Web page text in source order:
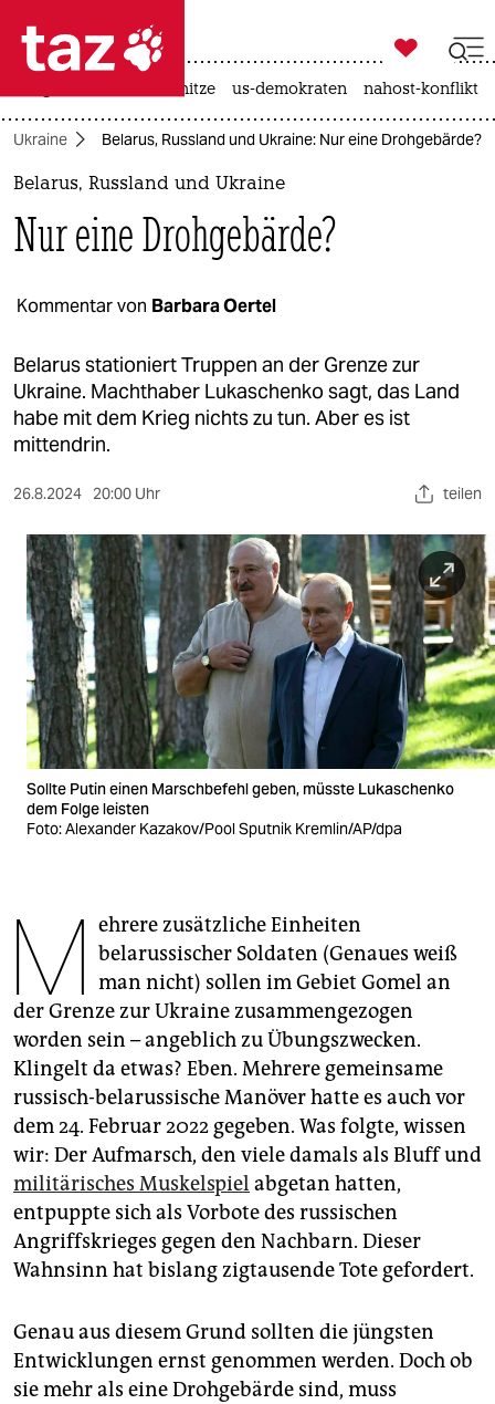
 taz zahl ich
taz zahl ich
themen
politik
öko
gesellschaft
kultur
sport
berlin
nord
wahrheit
verlag
verlag
veranstaltungen
shop
fragen & hilfe
genossenschaft
epaper login

taz zahl ich
hitze us-demokraten nahost-konflikt
Ukraine Belarus, Russland und Ukraine: Nur eine Drohgebärde?
Belarus, Russland und Ukraine
Nur eine Drohgebärde?
Kommentar von Barbara Oertel
Belarus stationiert Truppen an der Grenze zur
Ukraine. Machthaber Lukaschenko sagt, das Land
habe mit dem Krieg nichts zu tun. Aber es ist
mittendrin.
26.8.2024 20:00 Uhr teilen
Sollte Putin einen Marschbefehl geben, müsste Lukaschenko
dem Folge leisten
Foto: Alexander Kazakov/Pool Sputnik Kremlin/AP/dpa
M ehrere zusätzliche Einheiten
belarussischer Soldaten (Genaues weiß
man nicht) sollen im Gebiet Gomel an
der Grenze zur Ukraine zusammengezogen
worden sein – angeblich zu Übungszwecken.
Klingelt da etwas? Eben. Mehrere gemeinsame
russisch-belarussische Manöver hatte es auch vor
dem 24. Februar 2022 gegeben. Was folgte, wissen
wir: Der Aufmarsch, den viele damals als Bluff und
militärisches Muskelspiel abgetan hatten,
entpuppte sich als Vorbote des russischen
Angriffskrieges gegen den Nachbarn. Dieser
Wahnsinn hat bislang zigtausende Tote gefordert.
Genau aus diesem Grund sollten die jüngsten
Entwicklungen ernst genommen werden. Doch ob
sie mehr als eine Drohgebärde sind, muss